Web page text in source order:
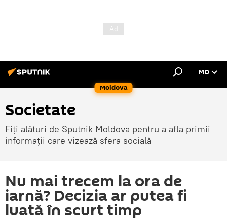
Moldova
MD
Societate
Fiți alături de Sputnik Moldova pentru a afla primii
informații care vizează sfera socială
Nu mai trecem la ora de
iarnă? Decizia ar putea fi
luată în scurt timp